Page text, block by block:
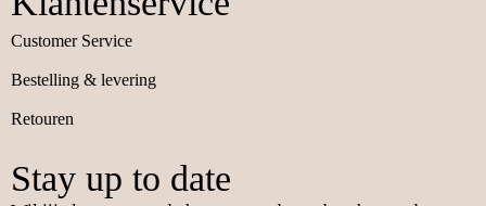
Customer Service
Bestelling & levering
Retouren
Stay up to date